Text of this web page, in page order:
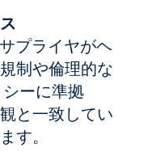
サプライヤがヘ
制や倫理的な
ーに準拠
と一致してい
す。